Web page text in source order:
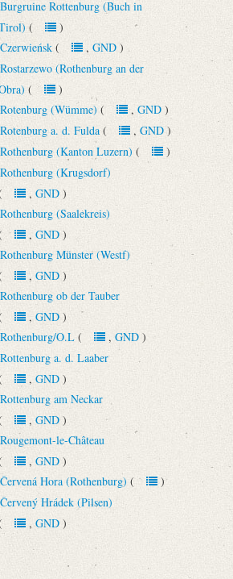
Burgruine Rottenburg (Buch in
()
Czerwieńsk (, GND)
Rostarzewo (Rothenburg an der
()
Rotenburg (Wümme) (, GND)
Rotenburg a. d. Fulda (, GND)
Rothenburg (Kanton Luzern) ()
Rothenburg (Krugsdorf)
, GND)
Rothenburg (Saalekreis)
, GND)
Rothenburg Münster (Westf)
, GND)
Rothenburg ob der Tauber
, GND)
Rothenburg/O.L (, GND)
Rottenburg a. d. Laaber
, GND)
Rottenburg am Neckar
, GND)
Rougemont-le-Château
, GND)
Červená Hora (Rothenburg) ()
Červený Hrádek (Pilsen)
, GND)